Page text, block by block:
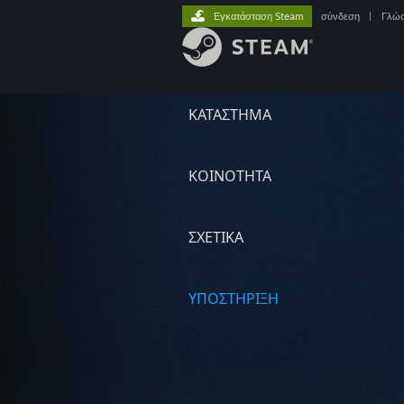
ΚΑΤΑΣΤΗΜΑ
ΚΟΙΝΟΤΗΤΑ
ΣΧΕΤΙΚΆ
ΥΠΟΣΤΗΡΙΞΗ
Εγκατάσταση Steam σύνδεση